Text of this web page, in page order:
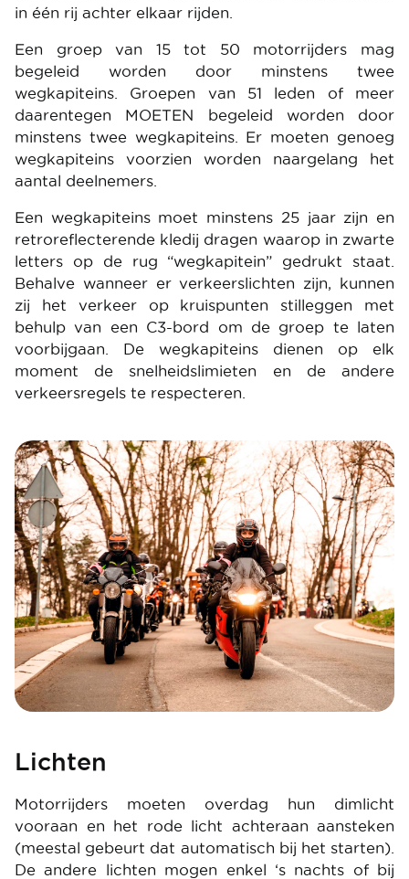
in één rij achter elkaar rijden.
Een groep van 15 tot 50 motorrijders mag
begeleid worden door minstens twee
wegkapiteins. Groepen van 51 leden of meer
daarentegen MOETEN begeleid worden door
minstens twee wegkapiteins. Er moeten genoeg
wegkapiteins voorzien worden naargelang het
aantal deelnemers.
Een wegkapiteins moet minstens 25 jaar zijn en
retroreflecterende kledij dragen waarop in zwarte
letters op de rug “wegkapitein” gedrukt staat.
Behalve wanneer er verkeerslichten zijn, kunnen
zij het verkeer op kruispunten stilleggen met
behulp van een C3-bord om de groep te laten
voorbijgaan. De wegkapiteins dienen op elk
moment de snelheidslimieten en de andere
verkeersregels te respecteren.
Image
Lichten
Motorrijders moeten overdag hun dimlicht
vooraan en het rode licht achteraan aansteken
(meestal gebeurt dat automatisch bij het starten).
De andere lichten mogen enkel ‘s nachts of bij